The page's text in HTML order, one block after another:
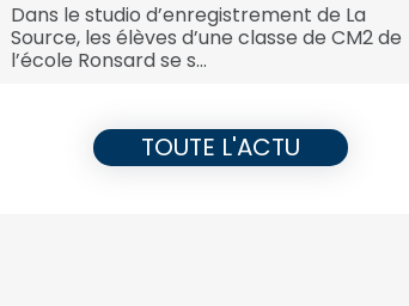
Dans le studio d’enregistrement de La
Source, les élèves d’une classe de CM2 de
l’école Ronsard se s...
TOUTE L'ACTU